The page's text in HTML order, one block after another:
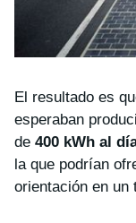
El resultado es
esperaban
de 400 kWh al
la que podrían
orientación en un